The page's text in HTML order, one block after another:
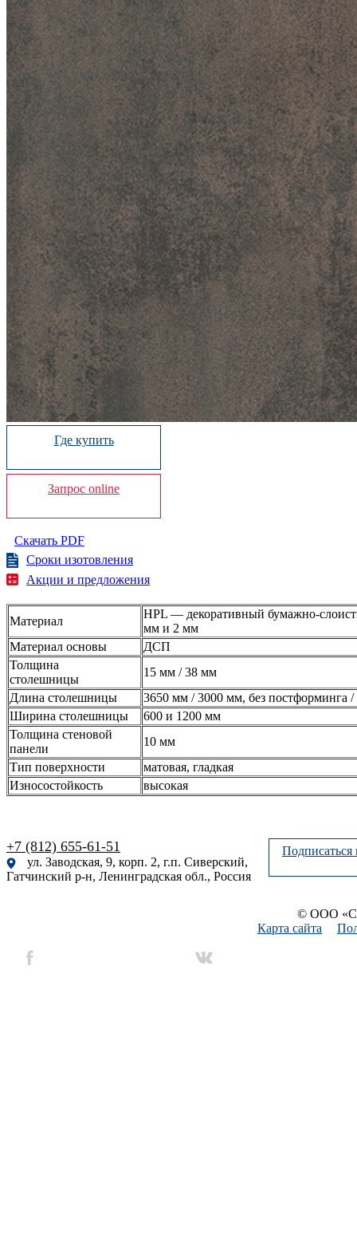
Где купить
Запрос online
Скачать PDF
Сроки изотовления
Акции и предложения
Материал
HPL — декоративный бумажно-
мм и 2 мм
Материал основы
ДСП
Толщина
столешницы
15 мм / 38 мм
Длина столешницы
3650 мм / 3000 мм, без постформинга /
Ширина столешницы
600 и 1200 мм
Толщина стеновой
панели
10 мм
Тип поверхности
матовая, гладкая
Износостойкость
высокая
+7 (812) 655-61-51
ул. Заводская, 9, корп. 2, г.п. Сиверский,
Гатчинский р-н, Ленинградская обл., Россия
Подписаться
© ООО
Карта сайта